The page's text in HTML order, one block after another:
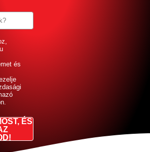
és
ÉS